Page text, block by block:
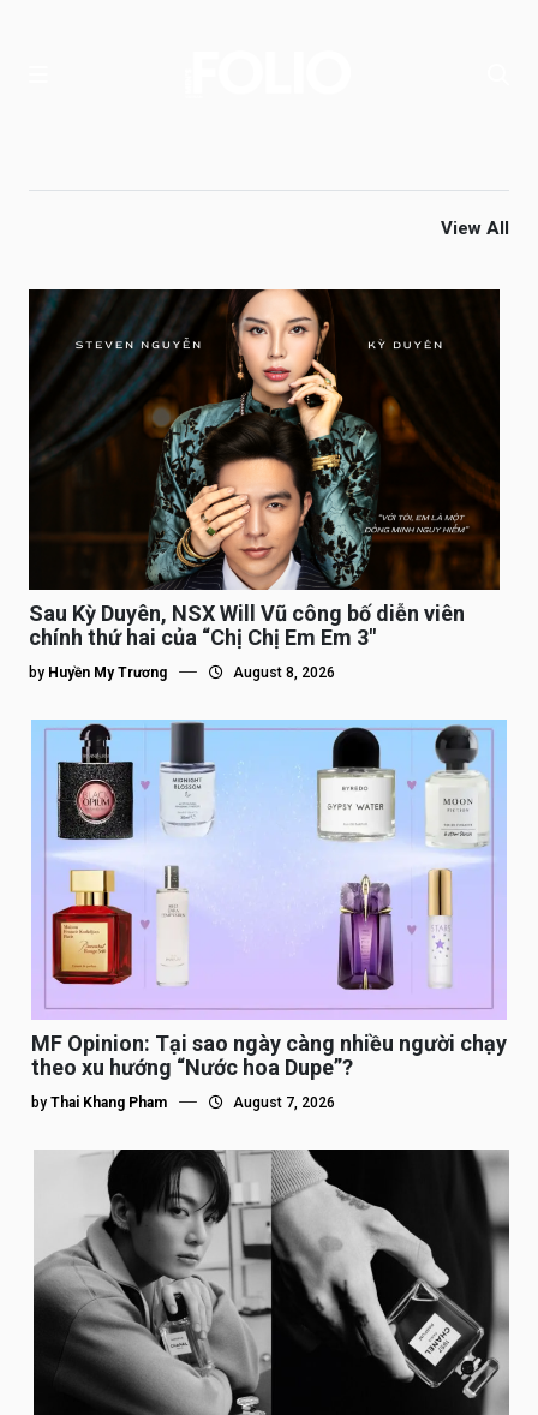
View All
Sau Kỳ Duyên, NSX Will Vũ công bố diễn viên
chính thứ hai của “Chị Chị Em Em 3″
by Huyền My Trương August 8, 2026
MF Opinion: Tại sao ngày càng nhiều người chạy
theo xu hướng “Nước hoa Dupe”?
by Thai Khang Pham August 7, 2026